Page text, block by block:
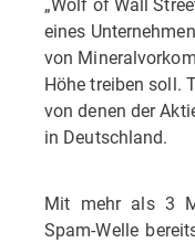
eines
von
Höhe treiben soll.
von denen der
in Deutschland.
Mit mehr als 3
Spam-Welle